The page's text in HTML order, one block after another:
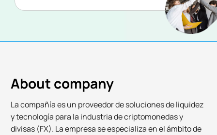
About company
La compañía es un proveedor de soluciones de liquidez
y tecnología para la industria de criptomonedas y
divisas (FX). La empresa se especializa en el ámbito de